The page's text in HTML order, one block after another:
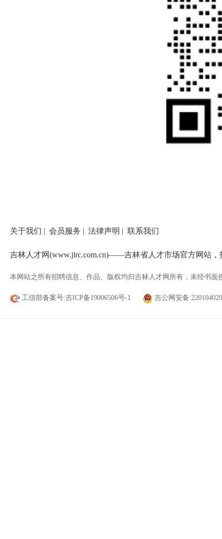
关于我们 | 会员服务 | 法律声明 | 联系我们
吉林人才网(www.jlrc.com.cn)——吉林省人才市场官方网站
本网站之所有招聘信息、作品、版权均归吉林人才网所有，未经书面
工信部备案号:吉ICP备19006506号-1 吉公网安备